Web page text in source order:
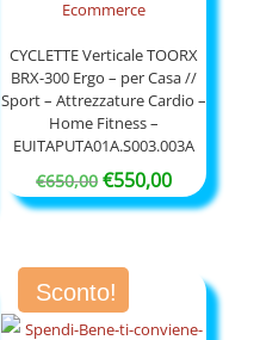
CYCLETTE Verticale TOORX
BRX-300 Ergo – per Casa //
Sport – Attrezzature Cardio –
Home Fitness –
EUITAPUTA01A.S003.003A
€650,00 Il
prezzo
era:
€650,00.
€550,00Il
prezzo
€550,00.
Sconto!